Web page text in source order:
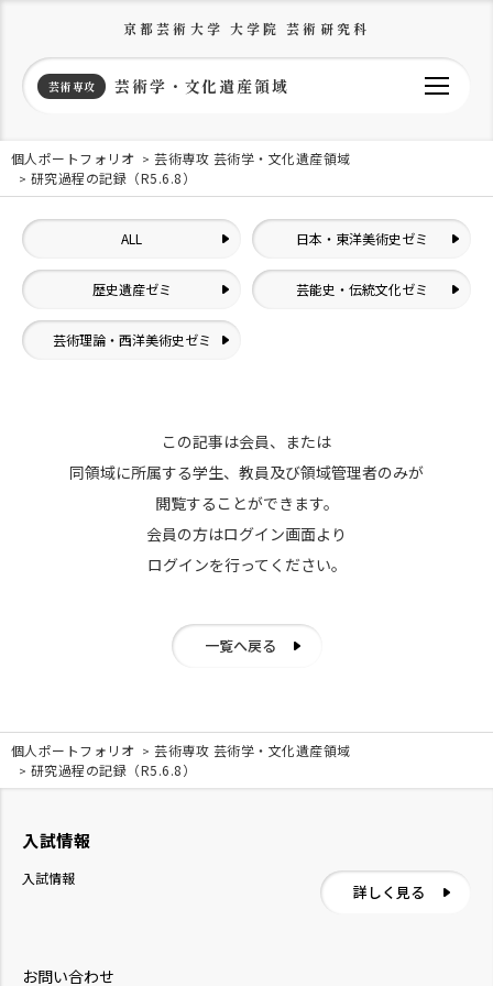
京都芸術大学 大学院 芸術研究科
芸術専攻 芸術学・文化遺産領域
個人ポートフォリオ
芸術専攻 芸術学・文化遺産領域
研究過程の記録（R5.6.8）
ALL 日本・東洋美術史ゼミ
歴史遺産ゼミ 芸能史・伝統文化ゼミ
芸術理論・西洋美術史ゼミ
この記事は会員、または
同領域に所属する学生、教員及び領域管理者のみが
閲覧することができます。
会員の方はログイン画面より
ログインを行ってください。
一覧へ戻る
個人ポートフォリオ
芸術専攻 芸術学・文化遺産領域
研究過程の記録（R5.6.8）
お問い合わせ
入試情報
入試情報
詳しく見る